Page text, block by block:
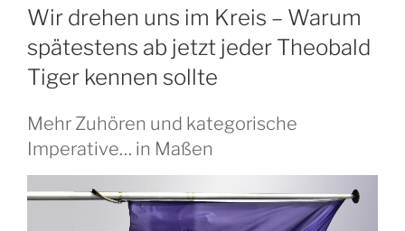
AM
Wir drehen uns im Kreis – Warum
spätestens ab jetzt jeder Theobald
Tiger kennen sollte
Mehr Zuhören und kategorische
Imperative… in Maßen